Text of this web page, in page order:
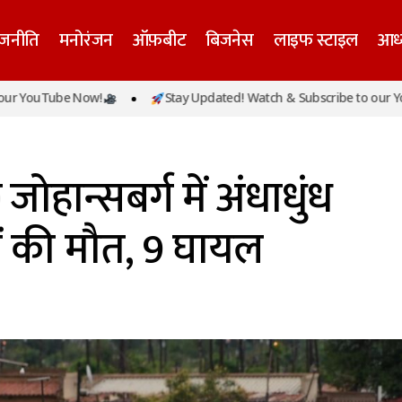
मनोरंजन ऑफ़बीट बिजनेस लाइफ स्टाइल
अफ्रीका के जोहान्सबर्ग में अंधाधुंध फायरिंग, 12 लोगों की
Now! Stay Updated! Watch & Subscribe to our YouTube
में अंधाधुंध
की मौत, 9 घायल